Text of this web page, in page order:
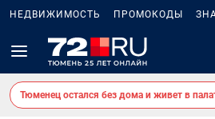
НЕДВИЖИМОСТЬ ПРОМОКОДЫ
Тюменец остался без дома и живет в